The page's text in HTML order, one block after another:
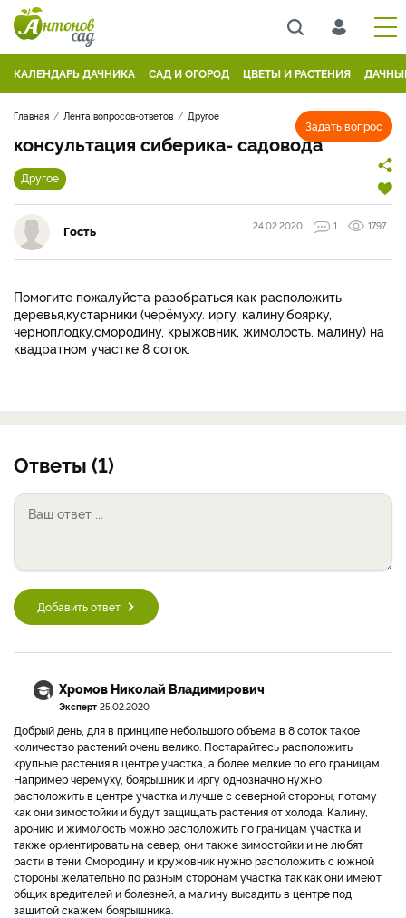
КАЛЕНДАРЬ ДАЧНИКА САД И ОГОРОД ЦВЕТЫ И РАСТЕНИЯ
Задать вопрос
Главная Лента вопросов-ответов Другое
консультация сиберика- садовода
Другое
Гость 24.02.2020 1 1797
Помогите пожалуйста разобраться как расположить
деревья,кустарники (черёмуху. иргу, калину,боярку,
черноплодку,смородину, крыжовник, жимолость. малину) на
квадратном участке 8 соток.
Ответы (1)
Добавить ответ
Хромов Николай Владимирович
Эксперт 25.02.2020
Добрый день, для в принципе небольшого объема в 8 соток такое
количество растений очень велико. Постарайтесь расположить
крупные растения в центре участка, а более мелкие по его границам.
Например черемуху, боярышник и иргу однозначно нужно
расположить в центре участка и лучше с северной стороны, потому
как они зимостойки и будут защищать растения от холода. Калину,
аронию и жимолость можно расположить по границам участка и
также ориентировать на север, они также зимостойки и не любят
расти в тени. Смородину и кружовник нужно расположить с южной
стороны желательно по разным сторонам участка так как они имеют
общих вредителей и болезней, а малину высадить в центре под
защитой скажем боярышника.